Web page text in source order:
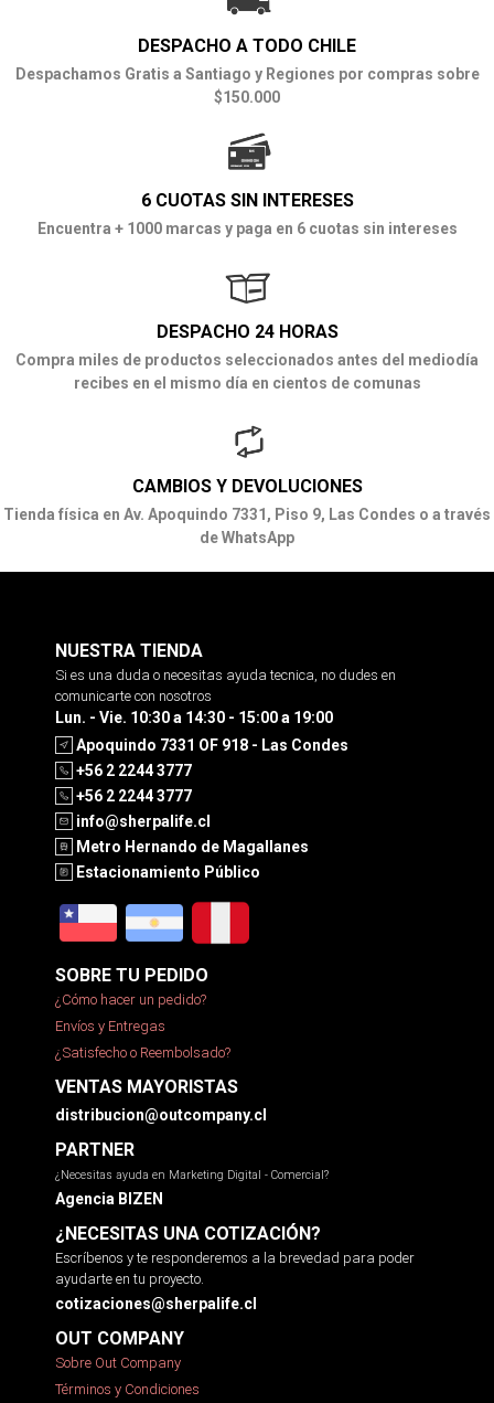
DESPACHO A TODO CHILE
Despachamos Gratis a Santiago y Regiones por compras sobre
$150.000
6 CUOTAS SIN INTERESES
Encuentra + 1000 marcas y paga en 6 cuotas sin intereses
DESPACHO 24 HORAS
Compra miles de productos seleccionados antes del mediodía
recibes en el mismo día en cientos de comunas
CAMBIOS Y DEVOLUCIONES
Tienda física en Av. Apoquindo 7331, Piso 9, Las Condes o a través
de WhatsApp
NUESTRA TIENDA
Si es una duda o necesitas ayuda tecnica, no dudes en
comunicarte con nosotros
Lun. - Vie. 10:30 a 14:30 - 15:00 a 19:00
Apoquindo 7331 OF 918 - Las Condes
+56 2 2244 3777
+56 2 2244 3777
info@sherpalife.cl
Metro Hernando de Magallanes
Estacionamiento Público
SOBRE TU PEDIDO
¿Cómo hacer un pedido?
Envíos y Entregas
¿Satisfecho o Reembolsado?
VENTAS MAYORISTAS
distribucion@outcompany.cl
PARTNER
¿Necesitas ayuda en Marketing Digital - Comercial?
Agencia BIZEN
¿NECESITAS UNA COTIZACIÓN?
Escríbenos y te responderemos a la brevedad para poder
ayudarte en tu proyecto.
cotizaciones@sherpalife.cl
OUT COMPANY
Sobre Out Company
Términos y Condiciones